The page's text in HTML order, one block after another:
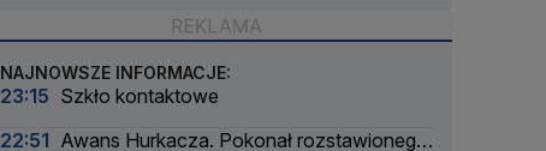
NAJNOWSZE INFORMACJE:
23:15 Szkło kontaktowe
22:51 Awans Hurkacza. Pokonał rozstawionego